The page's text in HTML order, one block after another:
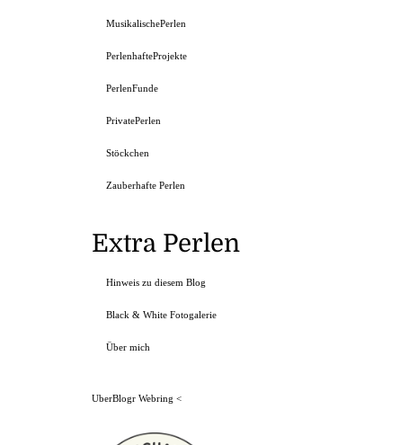
MusikalischePerlen
PerlenhafteProjekte
PerlenFunde
PrivatePerlen
Stöckchen
Zauberhafte Perlen
Extra Perlen
Hinweis zu diesem Blog
Black & White Fotogalerie
Über mich
UberBlogr Webring <